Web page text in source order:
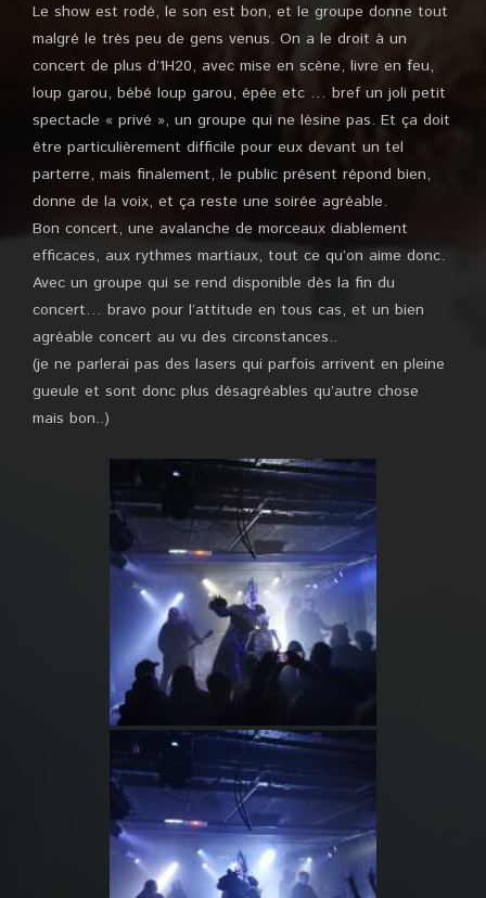
Le show est rodé, le son est bon, et le groupe donne tout
malgré le très peu de gens venus. On a le droit à un
concert de plus d’1H20, avec mise en scène, livre en feu,
loup garou, bébé loup garou, épée etc … bref un joli petit
spectacle « privé », un groupe qui ne lésine pas. Et ça doit
être particulièrement difficile pour eux devant un tel
parterre, mais finalement, le public présent répond bien,
donne de la voix, et ça reste une soirée agréable.
Bon concert, une avalanche de morceaux diablement
efficaces, aux rythmes martiaux, tout ce qu’on aime donc.
Avec un groupe qui se rend disponible dès la fin du
concert… bravo pour l’attitude en tous cas, et un bien
agréable concert au vu des circonstances..
(je ne parlerai pas des lasers qui parfois arrivent en pleine
gueule et sont donc plus désagréables qu’autre chose
mais bon..)